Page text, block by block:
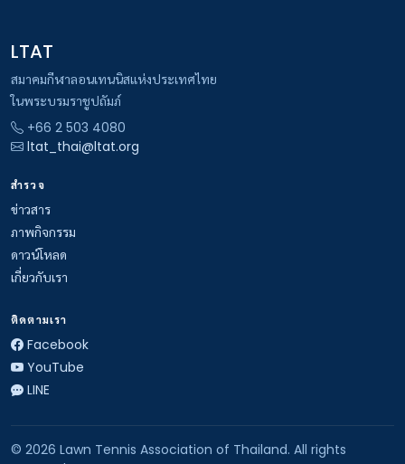
LTAT
สมาคมกีฬาลอนเทนนิสแห่งประเทศไทย
ในพระบรมราชูปถัมภ์
+66 2 503 4080
ltat_thai@ltat.org
สำรวจ
ข่าวสาร
ภาพกิจกรรม
ดาวน์โหลด
เกี่ยวกับเรา
ติดตามเรา
Facebook
YouTube
LINE
© 2026 Lawn Tennis Association of Thailand. All rights